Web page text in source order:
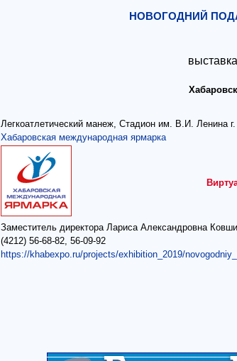
НОВОГОДНИЙ
выставка
Хабаровск
Легкоатлетический манеж, Стадион им. В.И. Ленина
Хабаровская международная ярмарка
Заместитель директора Лариса Александровна
(4212) 56-68-82, 56-09-92
https://khabexpo.ru/projects/exhibition_2019/